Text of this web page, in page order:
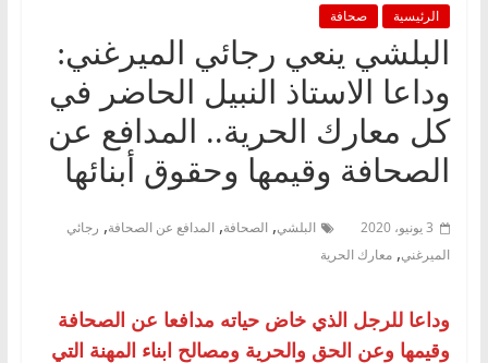
الرئيسية صحافة
البلشي ينعي رجائي الميرغني:
وداعا الاستاذ النبيل الحاضر في
كل معارك الحرية.. المدافع عن
الصحافة وقيمها وحقوق أبنائها
3 يونيو، 2020 البلشي, الصحافة, المدافع عن الصحافة, رجائي
الميرغني, معارك الحرية
وداعا للرجل الذي خاض حياته مدافعا عن الصحافة
وقيمها وعن الحق والحرية ومصالح ابناء المهنة التي